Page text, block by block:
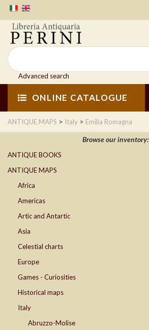
Advanced search
ONLINE CATALOGUE
ANTIQUE MAPS > Italy > Emilia Romagna
Browse our inventory:
ANTIQUE BOOKS
ANTIQUE MAPS
Africa
Americas
Artic and Antartic
Asia
Celestial charts
Europe
Games - Curiosities
Historical maps
Italy
Abruzzo-Molise